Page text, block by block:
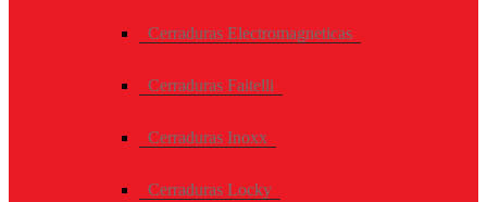
Cerraduras Electromagneticas
Cerraduras Faitelli
Cerraduras Inoxx
Cerraduras Locky